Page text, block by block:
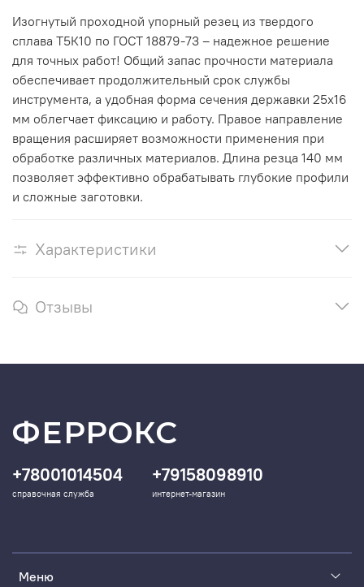
Изогнутый проходной упорный резец из твердого
сплава Т5К10 по ГОСТ 18879-73 – надежное решение
для точных работ! Общий запас прочности материала
обеспечивает продолжительный срок службы
инструмента, а удобная форма сечения державки 25x16
мм облегчает фиксацию и работу. Правое направление
вращения расширяет возможности применения при
обработке различных материалов. Длина резца 140 мм
позволяет эффективно обрабатывать глубокие профили
и сложные заготовки.
Характеристики
Отзывы
Меню
+78001014504
справочная служба
+79158098910
интернет-магазин
ФЕРРОКС